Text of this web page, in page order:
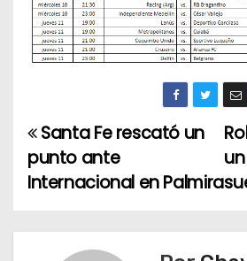
N
a
Santa Fe rescató un
punto ante
Internacional en Palmira